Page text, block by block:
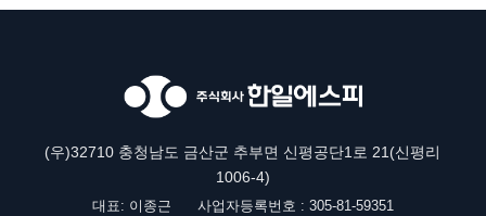
(우)32710 충청남도 금산군 추부면 신평공단1로 21(신평리
1006-4)
대표: 이종근 사업자등록번호 : 305-81-59351